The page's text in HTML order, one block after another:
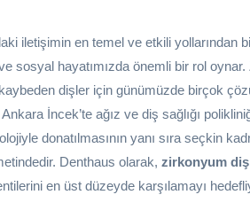
iletişimin en temel ve etkili yollarından
sosyal hayatımızda önemli bir rol
dişler için günümüzde birçok
Ankara İncek’te ağız ve diş sağlığı
donatılmasının yanı sıra seçkin
Denthaus olarak, zirkonyum diş
en üst düzeyde karşılamayı